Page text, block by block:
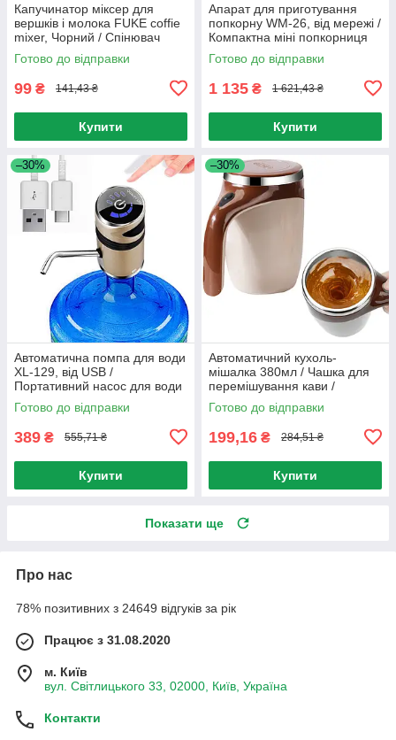
Капучинатор міксер для
вершків і молока FUKE coffie
mixer, Чорний / Спінювач
молока
Готово до відправки
99 ₴ 141,43 ₴
Купити
Апарат для приготування
попкорну WM-26, від мережі /
Компактна міні попкорниця
Готово до відправки
1 135 ₴ 1 621,43 ₴
Купити
–30%
Автоматична помпа для води
XL-129, від USB /
Портативний насос для води
/ Електричний диспенсер на
сулію
Готово до відправки
389 ₴ 555,71 ₴
Купити
–30%
Автоматичний кухоль-
мішалка 380мл / Чашка для
перемішування кави /
Розумний кухоль з
перемішуванням
Готово до відправки
199,16 ₴ 284,51 ₴
Купити
Показати ще
Про нас
78% позитивних з 24649 відгуків за рік
Працює з 31.08.2020
м. Київ
вул. Світлицького 33, 02000, Київ, Україна
Контакти